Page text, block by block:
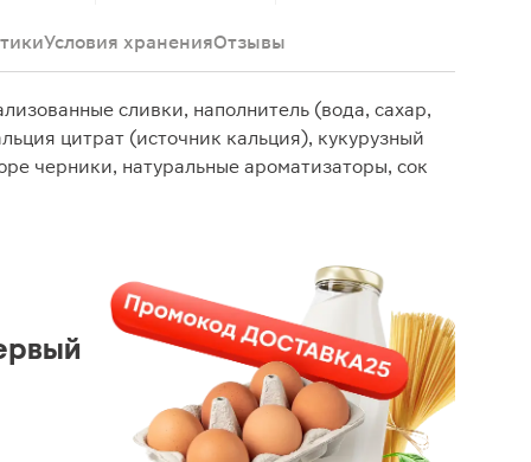
Условия храненияОтзывы
сливки, наполнитель (вода, сахар,
цитрат (источник кальция), кукурузный
черники, натуральные ароматизаторы, сок